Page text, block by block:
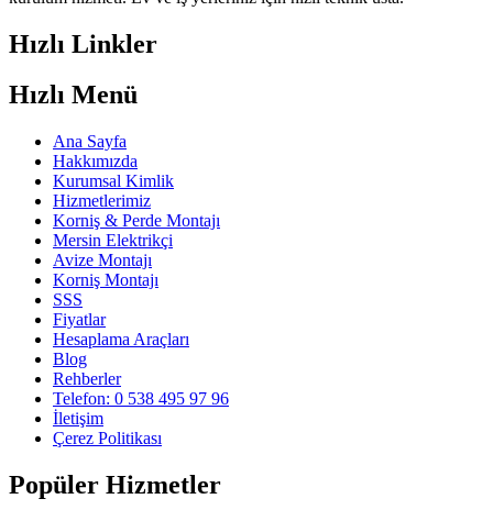
Hızlı Linkler
Hızlı Menü
Ana Sayfa
Hakkımızda
Kurumsal Kimlik
Hizmetlerimiz
Korniş & Perde Montajı
Mersin Elektrikçi
Avize Montajı
Korniş Montajı
SSS
Fiyatlar
Hesaplama Araçları
Blog
Rehberler
Telefon: 0 538 495 97 96
İletişim
Çerez Politikası
Popüler Hizmetler